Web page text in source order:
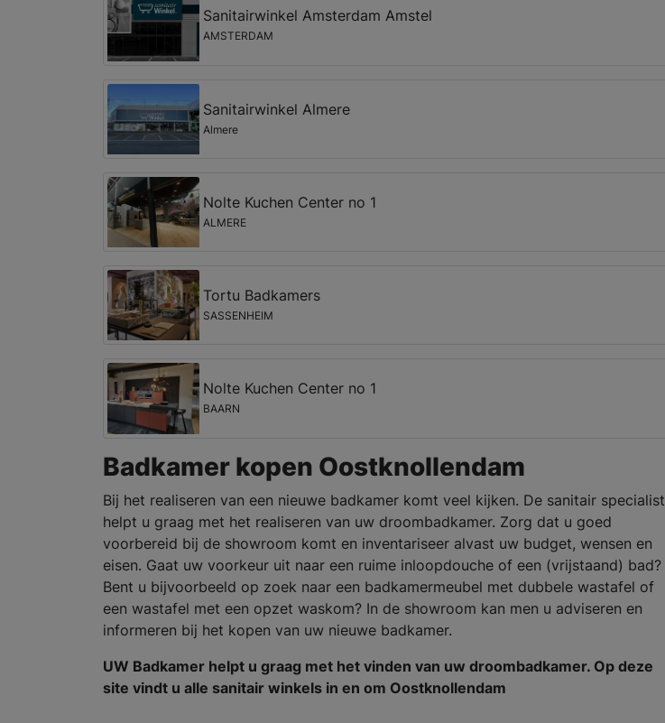
Sanitairwinkel Amsterdam Amstel
AMSTERDAM
Sanitairwinkel Almere
Almere
Nolte Kuchen Center no 1
ALMERE
Tortu Badkamers
SASSENHEIM
Nolte Kuchen Center no 1
BAARN
Badkamer kopen Oostknollendam
Bij het realiseren van een nieuwe badkamer komt veel kijken. De sanitair specialist
helpt u graag met het realiseren van uw droombadkamer. Zorg dat u goed
voorbereid bij de showroom komt en inventariseer alvast uw budget, wensen en
eisen. Gaat uw voorkeur uit naar een ruime inloopdouche of een (vrijstaand) bad?
Bent u bijvoorbeeld op zoek naar een badkamermeubel met dubbele wastafel of
een wastafel met een opzet waskom? In de showroom kan men u adviseren en
informeren bij het kopen van uw nieuwe badkamer.
UW Badkamer helpt u graag met het vinden van uw droombadkamer. Op deze
site vindt u alle sanitair winkels in en om Oostknollendam